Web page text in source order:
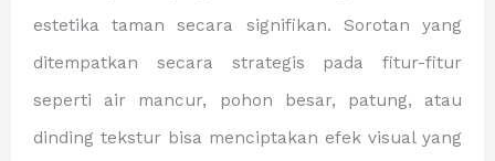
estetika taman secara signifikan. Sorotan yang
ditempatkan secara strategis pada fitur-fitur
seperti air mancur, pohon besar, patung, atau
dinding tekstur bisa menciptakan efek visual yang